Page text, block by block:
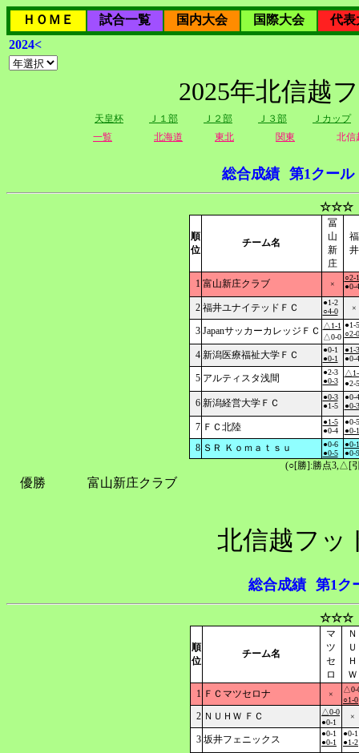
ＨＯＭＥ 試合一覧 国内大会 国際大会
代表
2024<
2025年北信越
天皇杯 Ｊ１部 Ｊ２部 Ｊ３部
Ｊカップ
一覧
北海道 東北 関東 北信
総合成績 第1クール
☆☆☆
順
位
チーム名
冨
山
新
庄
福
井
1 富山新庄クラブ ×
○2-1
●0-4
2 福井ユナイテッドＦＣ
●1-2
○4-0
×
3 JapanサッカーカレッジＦＣ
△1-1
△0-0
●1-5
○2-0
4 新潟医療福祉大学ＦＣ
●0-1
●0-1
●1-3
●0-4
5 アルティスタ浅間
●2-3
●0-3
△1-
●2-5
6 新潟経営大学ＦＣ
●0-3
●1-5
●0-4
●0-3
7 ＦＣ北陸
●1-5
●0-4
●0-5
●0-1
8 ＳＲ Ｋｏｍａｔｓｕ
●0-6
●0-5
●0-
●0-9
(○[勝]:勝点3,△[
優勝 富山新庄クラブ
北信越フッ
総合成績 第1ク
☆☆☆
順
位
チーム名
マ
ツ
セ
ロ
Ｎ
Ｕ
Ｈ
Ｗ
1 ＦＣマツセロナ ×
△0-
○1-0
2 ＮＵＨＷ ＦＣ
△0-0
●0-1
×
3 坂井フェニックス
●0-1
●0-1
●0-1
●1-2